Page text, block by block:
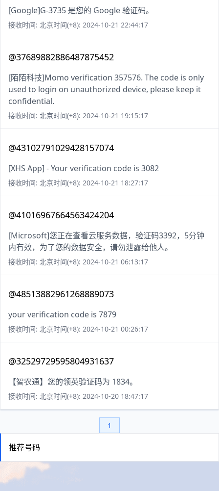
[Google]G-3735 是您的 Google 验证码。
接收时间: 北京时间(+8): 2024-10-21 22:44:17
@37689882886487875452
[陌陌科技]Momo verification 357576. The code is only
used to login on unauthorized device, please keep it
confidential.
接收时间: 北京时间(+8): 2024-10-21 19:15:17
@43102791029428157074
[XHS App] - Your verification code is 3082
接收时间: 北京时间(+8): 2024-10-21 18:27:17
@41016967664563424204
[Microsoft]您正在查看云服务数据，验证码3392，5分钟
内有效，为了您的数据安全，请勿泄露给他人。
接收时间: 北京时间(+8): 2024-10-21 06:13:17
@48513882961268889073
your verification code is 7879
接收时间: 北京时间(+8): 2024-10-21 00:26:17
@32529729595804931637
【智农通】您的领英验证码为 1834。
接收时间: 北京时间(+8): 2024-10-20 18:47:17
1
推荐号码